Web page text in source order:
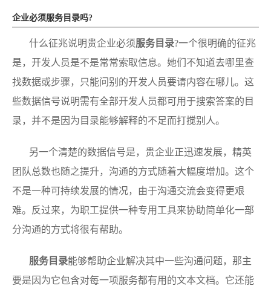
企业必须服务目录吗?
什么征兆说明贵企业必须服务目录?一个很明确的征兆
是，开发人员是不是常常索取信息。她们不知道去哪里查
找数据或步骤，只能问别的开发人员要请内容在哪儿。这
些数据信号说明需有全部开发人员都可用于搜索答案的目
录，并不是因为目录能够解释的不足而打搅别人。
另一个清楚的数据信号是，贵企业正迅速发展，精英
团队总数也随之提升，沟通的方式随着大幅度增加。这个
不是一种可持续发展的情况，由于沟通交流会变得更艰
难。反过来，为职工提供一种专用工具来协助简单化一部
分沟通的方式将很有帮助。
服务目录能够帮助企业解决其中一些沟通问题，那主
要是因为它包含对每一项服务都有用的文本文档。它还能